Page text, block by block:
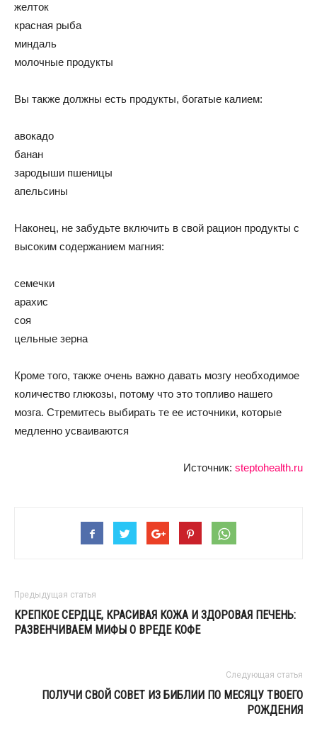
желток
красная рыба
миндаль
молочные продукты
Вы также должны есть продукты, богатые калием:
авокадо
банан
зародыши пшеницы
апельсины
Наконец, не забудьте включить в свой рацион продукты с
высоким содержанием магния:
семечки
арахис
соя
цельные зерна
Кроме того, также очень важно давать мозгу необходимое
количество глюкозы, потому что это топливо нашего
мозга. Стремитесь выбирать те ее источники, которые
медленно усваиваются
Источник: steptohealth.ru
Предыдущая статья
КРЕПКОЕ СЕРДЦЕ, КРАСИВАЯ КОЖА И ЗДОРОВАЯ ПЕЧЕНЬ:
РАЗВЕНЧИВАЕМ МИФЫ О ВРЕДЕ КОФЕ
Следующая статья
ПОЛУЧИ СВОЙ СОВЕТ ИЗ БИБЛИИ ПО МЕСЯЦУ ТВОЕГО
РОЖДЕНИЯ